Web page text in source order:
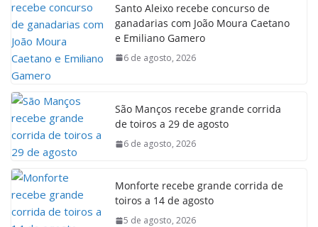
Santo Aleixo recebe concurso de
ganadarias com João Moura Caetano
e Emiliano Gamero
6 de agosto, 2026
São Manços recebe grande corrida
de toiros a 29 de agosto
6 de agosto, 2026
Monforte recebe grande corrida de
toiros a 14 de agosto
5 de agosto, 2026